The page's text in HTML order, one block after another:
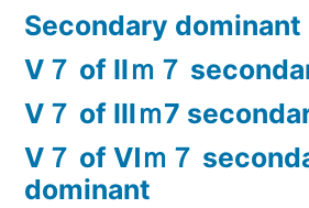
Secondary dominant
Ⅴ７ of Ⅱｍ７
Ⅴ７ of Ⅲｍ7
Ⅴ７ of Ⅵｍ７
dominant